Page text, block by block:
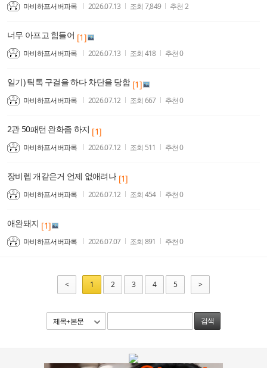
마비하프서버파록 2026.07.13 조회 7,849 추천 2
너무 아프고 힘들어 [1]
마비하프서버파록 2026.07.13 조회 418 추천0
일기) 틱톡 구걸을 하다 차단을 당함 [1]
마비하프서버파록 2026.07.12 조회 667 추천0
2관 50패턴 완화좀 하지 [1]
마비하프서버파록 2026.07.12 조회 511 추천0
장비렙 개같은거 언제 없애려나 [1]
마비하프서버파록 2026.07.12 조회 454 추천0
애완돼지 [1]
마비하프서버파록 2026.07.07 조회 891 추천0
< 1 2 3 4 5 >
제목+본문 검색